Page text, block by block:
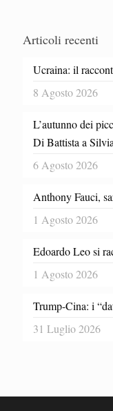
Articoli recenti
Ucraina: il
8 Agosto 2026
L’autunno dei
Di Battista a
6 Agosto 2026
Anthony Fauci,
1 Agosto 2026
Edoardo Leo si
1 Agosto 2026
Trump-Cina: i
31 Luglio 2026